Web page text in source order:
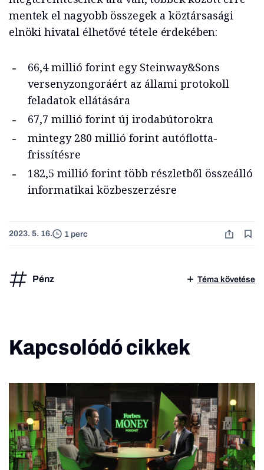
mentek el nagyobb összegek a köztársasági
elnöki hivatal élhetővé tétele érdekében:
66,4 millió forint egy Steinway&Sons
versenyzongoráért az állami protokoll
feladatok ellátására
67,7 millió forint új irodabútorokra
mintegy 280 millió forint autóflotta-
frissítésre
182,5 millió forint több részletből összeálló
informatikai közbeszerzésre
2023. 5. 16. 1 perc
Pénz Téma követése
Kapcsolódó cikkek